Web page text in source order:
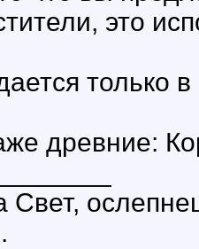
это
только
древние:
Свет,